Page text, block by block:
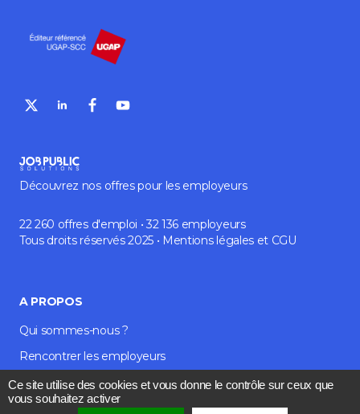
Découvrez nos offres pour les employeurs
22 260 offres d'emploi • 32 136 employeurs
Tous droits réservés 2025 • Mentions légaleset CGU
A PROPOS
Qui sommes-nous ?
Rencontrer les employeurs
Média et blog
Contact
Ce site utilise des cookies et vous donne le contrôle sur ceux que
vous souhaitez activer